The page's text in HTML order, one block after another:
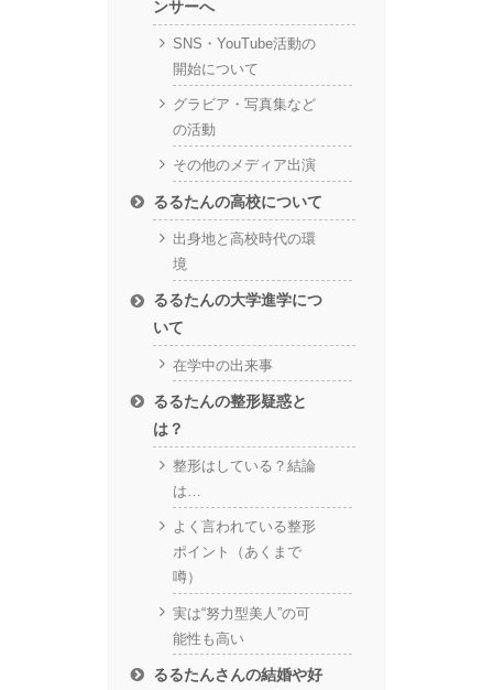
ンサーへ
SNS・YouTube活動の
開始について
グラビア・写真集など
の活動
その他のメディア出演
るるたんの高校について
出身地と高校時代の環
境
るるたんの大学進学につ
いて
在学中の出来事
るるたんの整形疑惑と
は？
整形はしている？結論
は…
よく言われている整形
ポイント（あくまで
噂）
実は“努力型美人”の可
能性も高い
るるたんさんの結婚や好